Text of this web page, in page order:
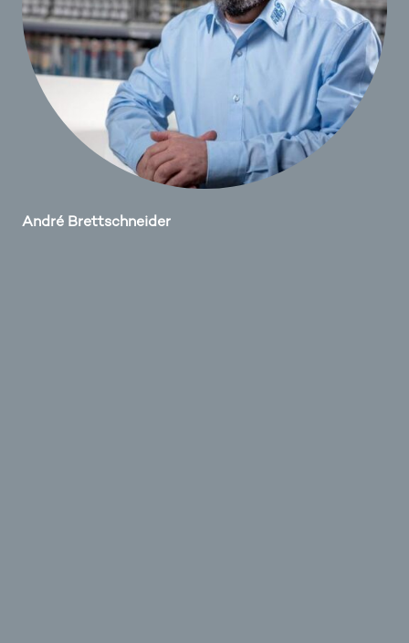
André Brettschneider